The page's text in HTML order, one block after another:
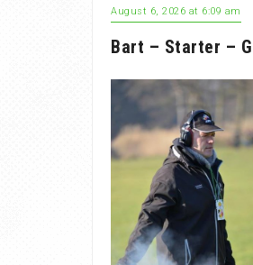
August 6, 2026 at 6:09 am
Bart – Starter –